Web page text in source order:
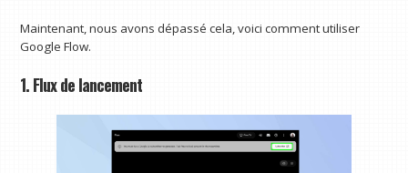
Maintenant, nous avons dépassé cela, voici comment utiliser
Google Flow.
1. Flux de lancement